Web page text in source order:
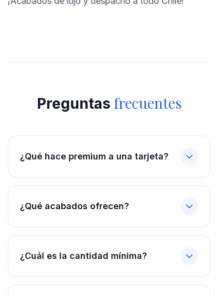
Preguntas frecuentes
¿Qué hace premium a una tarjeta?
¿Qué acabados ofrecen?
¿Cuál es la cantidad mínima?